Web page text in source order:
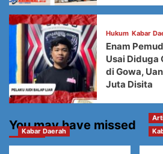
Hukum Kabar
Enam
Usai Diduga
di Gowa,
Juta Disita
You may have missed
Kabar Daerah